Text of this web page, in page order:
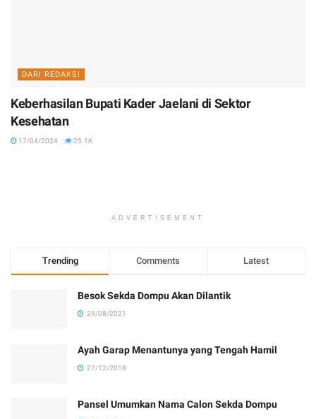
DARI REDAKSI
Keberhasilan Bupati Kader Jaelani di Sektor
Kesehatan
17/04/2024 25.1K
ADVERTISEMENT
Trending Comments Latest
Besok Sekda Dompu Akan Dilantik
29/08/2021
Ayah Garap Menantunya yang Tengah Hamil
27/12/2018
Pansel Umumkan Nama Calon Sekda Dompu